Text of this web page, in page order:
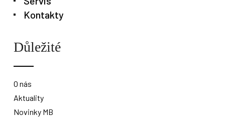
Kontakty
Důležité
O nás
Aktuality
Novinky MB